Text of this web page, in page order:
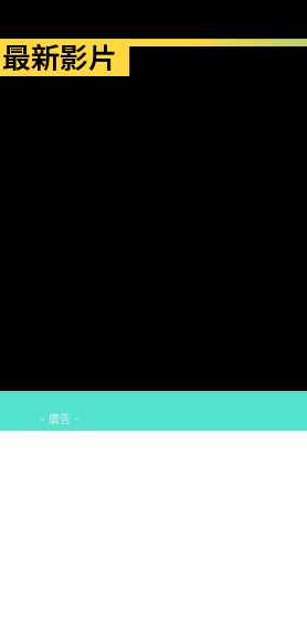
最新影片
- 廣告 -